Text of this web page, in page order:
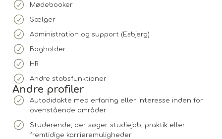
Mødebooker
Sælger
Administration og support (Esbjerg)
Bogholder
HR
Andre stabsfunktioner
Andre profiler
Autodidakte med erfaring eller interesse inden for
ovenstående områder
Studerende, der søger studiejob, praktik eller
fremtidige karrieremuligheder